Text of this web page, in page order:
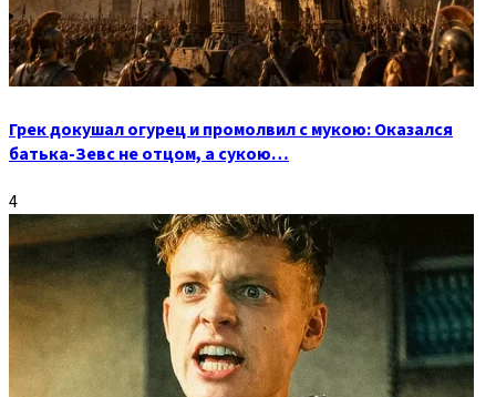
Грек докушал огурец и промолвил с мукою: Оказался
батька-Зевс не отцом, а сукою…
4